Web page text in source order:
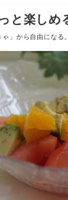
と楽しめ
ゃ」から自由になる